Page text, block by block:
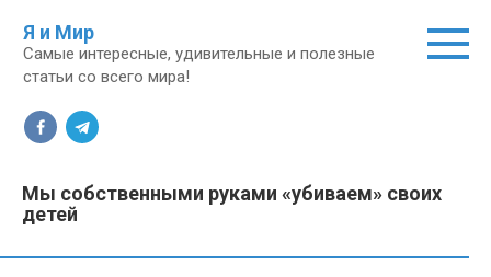
контенту
Я и Мир
Самые интересные, удивительные и полезные
статьи со всего мира!
Мы собственными руками «убиваем» своих
детей